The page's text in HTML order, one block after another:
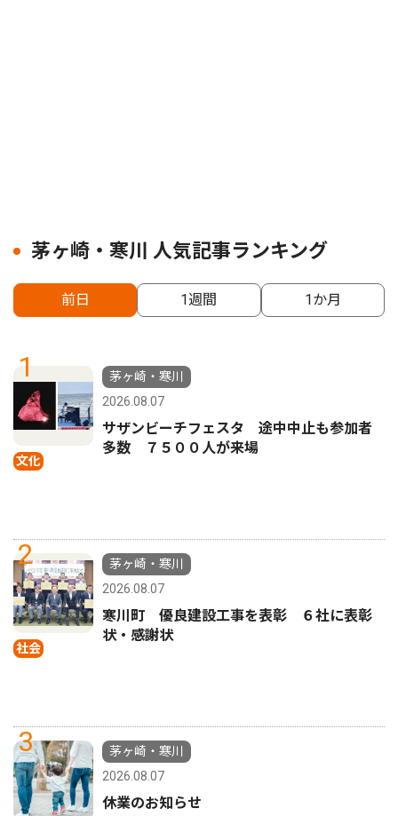
茅ヶ崎・寒川 人気記事ランキング
前日 1週間 1か月
1
文化
茅ヶ崎・寒川
2026.08.07
サザンビーチフェスタ 途中中止も参加者
多数 ７５００人が来場
2
社会
茅ヶ崎・寒川
2026.08.07
寒川町 優良建設工事を表彰 ６社に表彰
状・感謝状
3
茅ヶ崎・寒川
2026.08.07
休業のお知らせ